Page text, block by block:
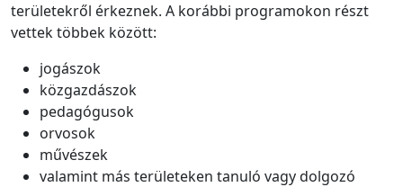
területekről érkeznek. A korábbi programokon részt
vettek többek között:
jogászok
közgazdászok
pedagógusok
orvosok
művészek
valamint más területeken tanuló vagy dolgozó